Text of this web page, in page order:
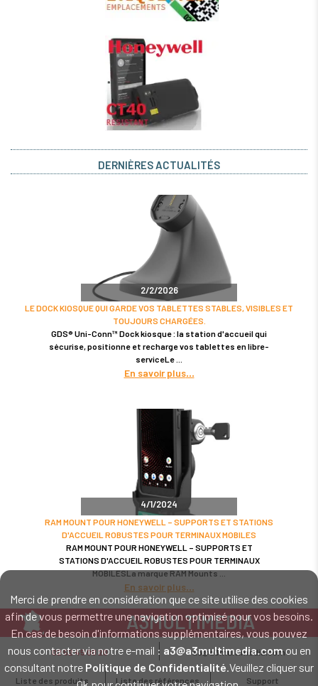
Merci de prendre en considération que ce site utilise des cookies
afin de vous permettre une navigation optimisé pour vos besoins.
En cas de besoin d'informations supplémentaires, vous pouvez
nous contacter via notre e-mail : a3@a3multimedia.comou en
consultant notre Politique de Confidentialité.Veuillez cliquer sur
DERNIÈRES ACTUALITÉS
2/2/2026
LE DOCK KIOSQUE QUI GARDE VOS TABLETTES STABLES, VISIBLES ET
TOUJOURS CHARGÉES.
GDS® Uni-Conn™ Dock kiosque : la station d'accueil qui
sécurise, positionne et recharge vos tablettes en libre-
serviceLe
En savoir plus
4/1/2024
RAM MOUNT POUR HONEYWELL – SUPPORTS ET STATIONS
D'ACCUEIL ROBUSTES POUR TERMINAUX MOBILES
RAM MOUNT POUR HONEYWELL – SUPPORTS ET
STATIONS D'ACCUEIL ROBUSTES POUR TERMINAUX
MOBILESLa marque RAM Mounts
En savoir plus
A3MULTIMEDIA
LE SPÉCIALISTE MATÉRIEL ET LOGICIEL CODE BARRE
Intervention sur tout le territoire : Cholet - Nantes - Angers - Rennes - Le
Mans - Bordeaux - Paris - Lille - Brest - Toulouse - Marseille - Poitiers -
02 52 45 00 20 a3@a3multimedia.com
Liste des produits Liste des références Support